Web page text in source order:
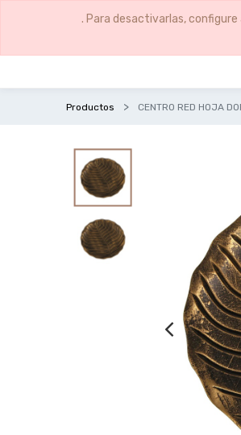
. Para desactivarlas,
Productos CENTRO RED HOJA